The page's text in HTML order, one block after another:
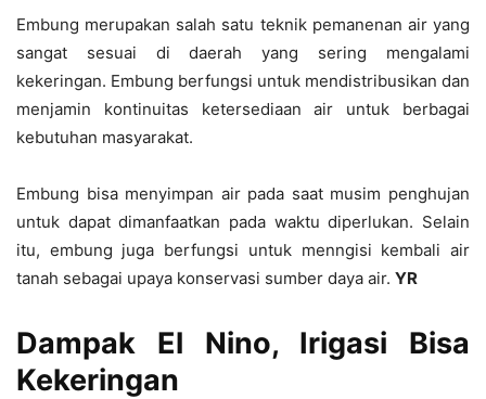
Embung merupakan salah satu teknik pemanenan air yang
sangat sesuai di daerah yang sering mengalami
kekeringan. Embung berfungsi untuk mendistribusikan dan
menjamin kontinuitas ketersediaan air untuk berbagai
kebutuhan masyarakat.
Embung bisa menyimpan air pada saat musim penghujan
untuk dapat dimanfaatkan pada waktu diperlukan. Selain
itu, embung juga berfungsi untuk menngisi kembali air
tanah sebagai upaya konservasi sumber daya air. YR
Dampak El Nino, Irigasi Bisa
Kekeringan